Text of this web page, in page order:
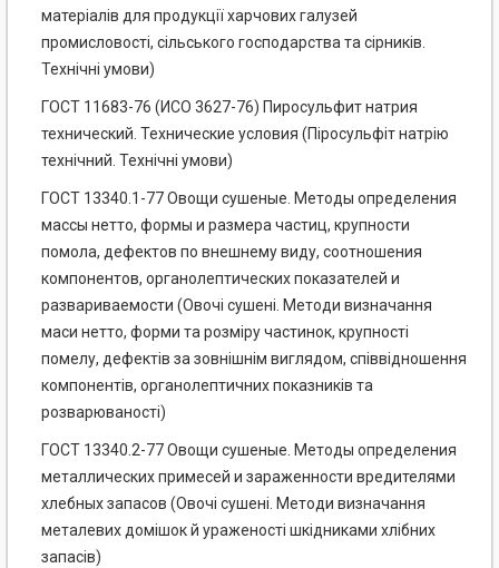
матеріалів для продукції харчових галузей
промисловості, сільського господарства та сірників.
Технічні умови)
ГОСТ 11683-76 (ИСО 3627-76) Пиросульфит натрия
технический. Технические условия (Піросульфіт натрію
технічний. Технічні умови)
ГОСТ 13340.1-77 Овощи сушеные. Методы определения
массы нетто, формы и размера частиц, крупности
помола, дефектов по внешнему виду, соотношения
компонентов, органолептических показателей и
развариваемости (Овочі сушені. Методи визначання
маси нетто, форми та розміру частинок, крупності
помелу, дефектів за зовнішнім виглядом, співвідношення
компонентів, органолептичних показників та
розварюваності)
ГОСТ 13340.2-77 Овощи сушеные. Методы определения
металлических примесей и зараженности вредителями
хлебных запасов (Овочі сушені. Методи визначання
металевих домішок й ураженості шкідниками хлібних
запасів)